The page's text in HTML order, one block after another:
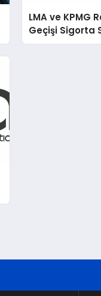
LMA ve KPMG
Geçişi Sigorta
Yeniden